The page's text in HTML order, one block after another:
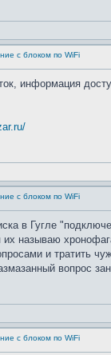
с блоком по WiFi
информация
с блоком по WiFi
в Гугле
называю
и тратить
вопрос
с блоком по WiFi